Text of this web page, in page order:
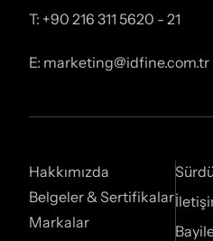
T: +90 216 311 5620 - 21
E: marketing@idfine.com.tr
Hakkımızda
Belgeler & Sertifikalar
Markalar